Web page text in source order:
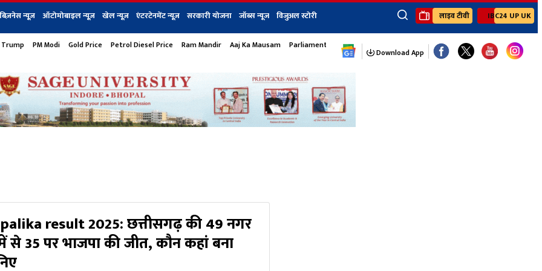
बिज़नेस न्यूज़ ऑटोमोबाइल न्यूज़ खेल न्यूज़ एंटरटेनमेंट न्यूज़ सरकारी योजना जॉब्स न्यूज विजुअल स्टोरी
×
बिज़नेस टेक न्यूज धर्म ऑटोमोबाइल एंटरटेनमेंट खेल जॉब्स न्यूज Youtube Channels
लाइव टीवी IBC24 UP UK
PM Modi Gold Price Petrol Diesel Price Ram Mandir Aaj Ka Mausam Parliament Monsoon Session
Download App
result 2025: छत्तीसगढ़ की 49 नगर
35 पर भाजपा की जीत, कौन कहां बना